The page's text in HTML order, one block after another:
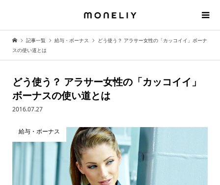
記事一覧 給与・ボーナス
どう使う？ アラサー女性の「カッコイイ」ボーナ
スの使い道とは
どう使う？ アラサー女性の「カッコイイ」
ボーナスの使い道とは
2016.07.27
給与・ボーナス